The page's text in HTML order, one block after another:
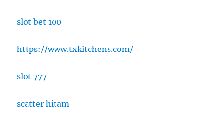
slot bet 100
https://www.txkitchens.com/
slot 777
scatter hitam